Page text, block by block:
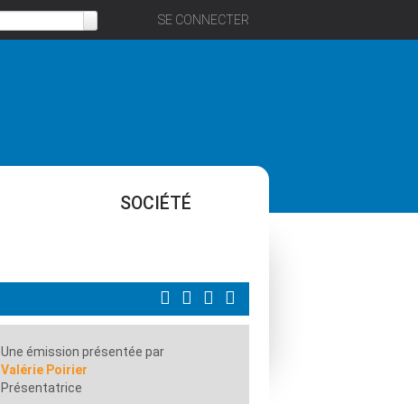
SE CONNECTER
SOCIÉTÉ
Une émission présentée par
Valérie Poirier
Présentatrice